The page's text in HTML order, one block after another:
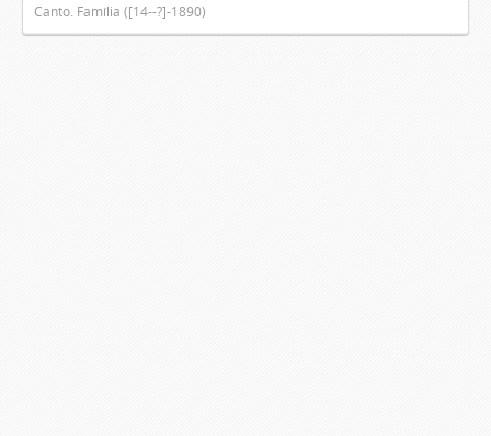
Canto. Família ([14--?]-1890)